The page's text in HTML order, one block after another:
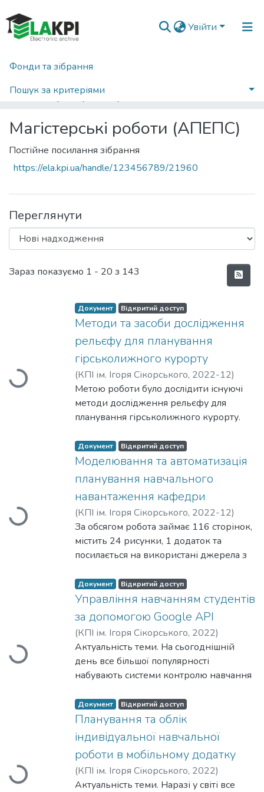
Увійти
Фонди та зібрання
Пошук за критеріями
Головна
Магістерські роботи (АПЕПС)
Постійне посилання зібрання
https://ela.kpi.ua/handle/123456789/21960
Переглянути
Нові надходження
Зараз показуємо 1 - 20 з 143
Вантажиться...
Документ Відкритий доступ
Методи та засоби дослідження
рельєфу для планування
гірськолижного курорту
(КПІ ім. Ігоря Сікорського, 2022-12)
Ботузов, Віктор Андрійович;Тихоход,
Володимир Олександрович
Метою роботи було дослідити існуючі
методи дослідження рельєфу для
планування гірськолижного курорту.
дослідження рельєфу. На основі аналізу
обрати найбільш підходящі методи
дослідження та розробити власну
систему яка надає дані для прийняття
рішення про придатність території у
вигляді таблиць, графіків та зображень.
Вантажиться...
Документ Відкритий доступ
Моделювання та автоматизація
планування навчального
навантаження кафедри
(КПІ ім. Ігоря Сікорського, 2022-12)
Осипов, Владислав Ігорович;Шушура,
Олексій Миколайович
За обсягом робота займає 116 сторінок,
містить 24 рисунки, 1 додаток та
посилається на використані джерела з
дослідження є автоматизація
планування навчального навантаження
кафедри шляхом розробки
спеціалізованої системи. У роботі
розглянуто використання бібліотек,
програмних рішень, що дозволяють
розробити програмне забезпечення,
що дозволить автоматизувати
планування навчального навантаження
кафедри. Задля зручності використання
та збереження незалежності від
технологій користувача реалізовано
сервіс, що розгортається на стороні
користувача та надає прикладний веб-
інтерфейс для взаємодії користувача з
Вантажиться...
Документ Відкритий доступ
Управління навчанням студентів
за допомогою Google API
(КПІ ім. Ігоря Сікорського, 2022)
Гуковський, Владислав Геннадійович
Онисько, Андрій Ілліч
Актуальність теми. На сьогоднішній
день все більшої популярності
набувають системи контролю навчання
будь-яку взаємодію між деканатом,
викладачами та студентами. Найбільш
активно подібні системи почали
використовуватися в останні роки з
початком пандемії коронавірусу, а
згодом, з початком повномасштабної
війни, через що навчання було
Документ Відкритий доступ
Планування та облік
індивідуальної навчальної
роботи в мобільному додатку
(КПІ ім. Ігоря Сікорського, 2022)
Хорець, Віталій Олександрович;
Актуальність теми. Наразі у світі все